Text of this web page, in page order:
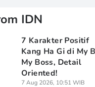
IDN
7 Karakter Positif
Kang Ha Gi di My
My Boss, Detail
Oriented!
7 Aug 2026, 10:51 WIB